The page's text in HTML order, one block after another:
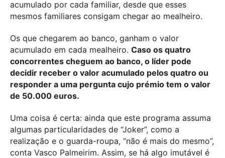
acumulado por cada familiar, desde que esses
mesmos familiares consigam chegar ao mealheiro.
Os que chegarem ao banco, ganham o valor
acumulado em cada mealheiro. Caso os quatro
concorrentes cheguem ao banco, o líder pode
decidir receber o valor acumulado pelos quatro ou
responder a uma pergunta cujo prémio tem o valor
de 50.000 euros.
Uma coisa é certa: ainda que este programa assuma
algumas particularidades de “Joker”, como a
realização e o guarda-roupa, “não é mais do mesmo”,
conta Vasco Palmeirim. Assim, se há algo imutável é